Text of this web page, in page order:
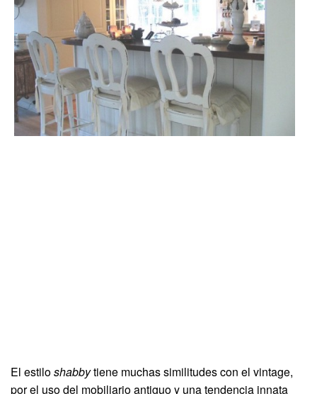
El estilo shabbytiene muchas similitudes con el vintage,
por el uso del mobiliario antiguo y una tendencia innata